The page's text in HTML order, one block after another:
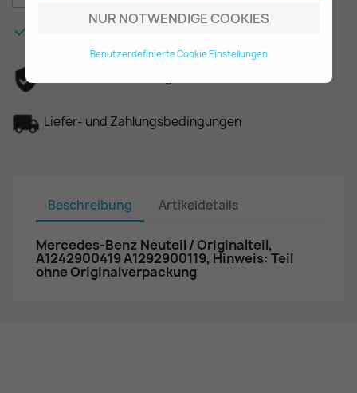
NUR NOTWENDIGE COOKIES
Benutzerdefinierte Cookie Einstellungen

Liefer- und Zahlungsbedingungen
Beschreibung Artikeldetails
Mercedes-Benz Neuteil / Originalteil,
A1242900419 A1292900119, Hinweis: Teil
ohne Originalverpackung